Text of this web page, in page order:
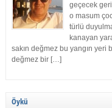
geçecek
o masum
türlü
kanayan
sakın değmez bu yangın
değmez bir […]
Öykü